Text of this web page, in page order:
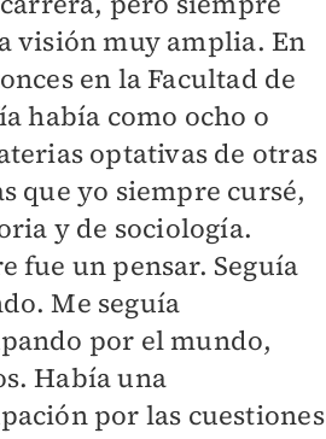
visión muy amplia. En
en la Facultad de
había como ocho o
optativas de otras
que yo siempre cursé,
y de sociología.
fue un pensar. Seguía
Me seguía
por el mundo,
Había una
por las cuestiones